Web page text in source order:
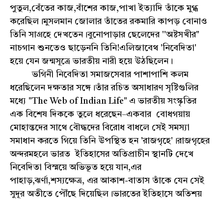
পুতুল,বেঁতের কাজ,বাঁশের কাজ,পাখা ইত্যাদি তাঁকে মুগ্ধ
করেছিল।মুসলমান জোলার তাঁতের রকমারি কাপড় বোনাও
তিনি সাগ্রহে দেখতেন।বুনোপাড়ার ছেলেদের ''অষ্টসখীর"
নাচগান শুনতেও ছাড়েননি তিনি!এলিজাবেথ 'নিবেদিতা'
হয়ে যেন জন্মসূত্রে ভারতীয় নারী হয়ে উঠছিলেন।
ভগিনী নিবেদিতা সমাজসেবার পাশাপাশি কলম
ধরেছিলেন দক্ষতার সঙ্গে।তাঁর রচিত অসাধারণ সৃষ্টিগুলির
মধ্যে "The Web of Indian Life" এ ভারতীয় সংস্কৃতির
এক বিশেষ দিককে তুলে ধরেছেন–একবার বোধগয়ায়
মোহান্তদের সাথে বৌদ্ধদের বিরোধ বাধলে সেই সমস্যা
সমাধান করতে গিয়ে তিনি উপস্থিত হন 'রাজগৃহে'।রাজগৃহের
অন্দরমহলে ভারত ইতিহাসের অতিপ্রাচীন স্থানটি দেখে
নিবেদিতা বিস্ময়ে অভিভূত হয়ে যান,এর
পাহাড়,ঝর্ণা,শস্যক্ষেত্র, এর আকাশ-বাতাস তাঁকে যেন সেই
সুদূর অতীতে পৌঁছে দিয়েছিল।ভারতের ইতিহাসে অতিশয়